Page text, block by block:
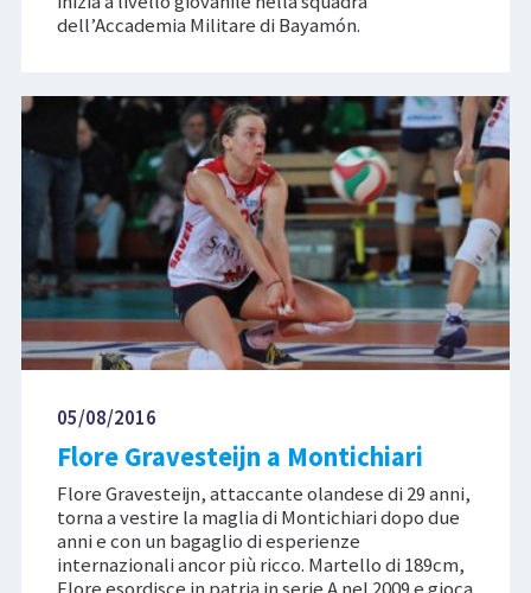
dell’Accademia Militare di Bayamón.
05/08/2016
Flore Gravesteijn a Montichiari
Flore Gravesteijn, attaccante olandese di 29 anni,
torna a vestire la maglia di Montichiari dopo due
anni e con un bagaglio di esperienze
internazionali ancor più ricco. Martello di 189cm,